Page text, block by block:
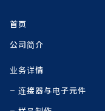
首页
公司简介
业务详情
连接器与电子元件